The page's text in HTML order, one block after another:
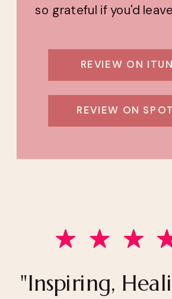
REVIEW ON
REVIEW ON
so grateful if you'd
"Inspiring,